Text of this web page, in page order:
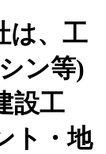
は、工
ン等)
設工
ト・地